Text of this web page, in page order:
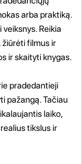
arba praktiką.
Reikia
filmus ir
ir skaityti knygas.
pradedantieji
pažangą. Tačiau
laiko,
tikslus ir